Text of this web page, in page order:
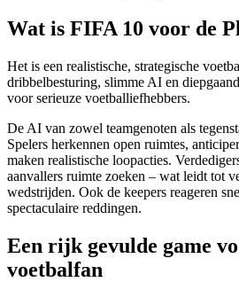
Wat is FIFA 10 voor de
Het is een realistische, strategische
dribbelbesturing, slimme AI en
voor serieuze voetballiefhebbers.
De AI van zowel teamgenoten als
Spelers herkennen open ruimtes,
maken realistische loopacties.
aanvallers ruimte zoeken – wat leidt tot
wedstrijden. Ook de keepers reageren
spectaculaire reddingen.
Een rijk gevulde game
voetbalfan